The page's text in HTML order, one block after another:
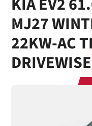
MJ27
22KW-AC